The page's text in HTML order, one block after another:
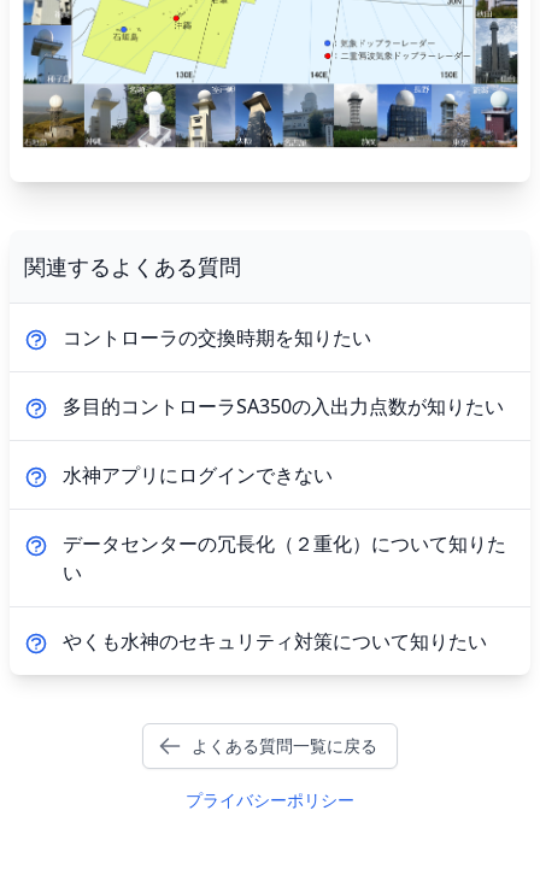
関連するよくある質問
コントローラの交換時期を知りたい
多目的コントローラSA350の入出力点数が知りたい
水神アプリにログインできない
データセンターの冗長化（２重化）について知りた
い
やくも水神のセキュリティ対策について知りたい
よくある質問一覧に戻る
プライバシーポリシー